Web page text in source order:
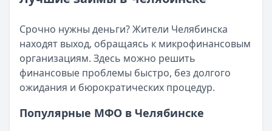
Читать статью
Все статьи
Опубликовано:5 декабря 2025 г.
Категория:МФО
Читать новость
Срочный микрозайм 15 000 ₽ на карту: свежая
Кратко:Нужны 15 000 рублей на карту прямо сегодня?
Категория:МФО
Срочно нужны деньги? Жители Челябинска
находят выход, обращаясь к микрофинансовым
организациям. Здесь можно решить
финансовые проблемы быстро, без долгого
ожидания и бюрократических процедур.
Популярные МФО в Челябинске